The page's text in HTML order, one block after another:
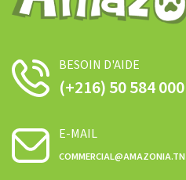
BESOIN D'AIDE
(+216) 50 584 000
E-MAIL
COMMERCIAL@AMAZONIA.TN